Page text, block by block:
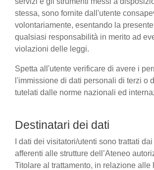
stessa, sono fornite dall'utente
volontariamente, esentando la
qualsiasi responsabilità in merito ad
violazioni delle leggi.
Spetta all'utente verificare di avere i
l'immissione di dati personali di terzi o
tutelati dalle norme nazionali ed
Destinatari dei dati
I dati dei visitatori/utenti sono trattati
afferenti alle strutture dell’Ateneo
Titolare al trattamento, in relazione alle